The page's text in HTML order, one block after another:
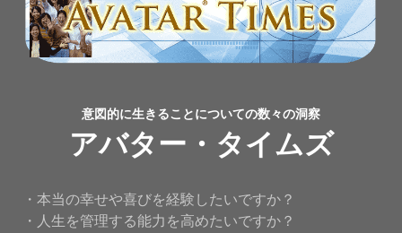
意図的に生きることについての数々の洞察
アバター・タイムズ
・本当の幸せや喜びを経験したいですか？
・人生を管理する能力を高めたいですか？